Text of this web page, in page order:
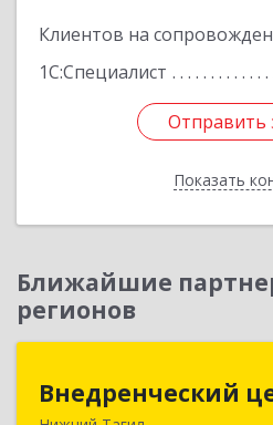
Клиентов на
1С:Специалист
Отправить
Показать
Отправить
Назад
Ближайшие
регионов
Внедренческий